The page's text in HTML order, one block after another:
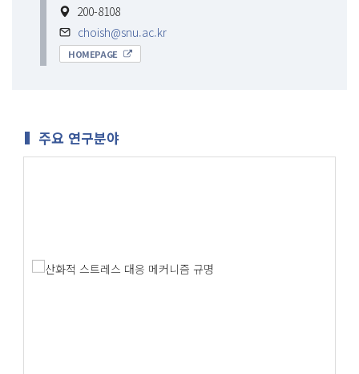
200-8108
choish@snu.ac.kr
HOMEPAGE
주요 연구분야